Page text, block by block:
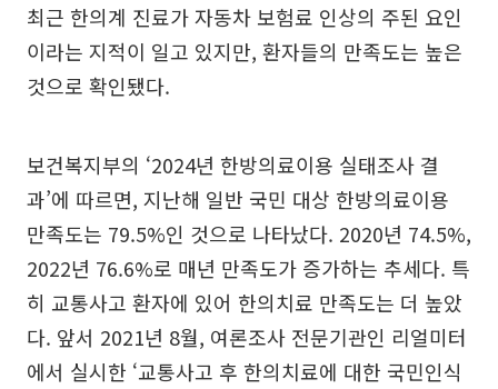
최근 한의계 진료가 자동차 보험료 인상의 주된 요인
이라는 지적이 일고 있지만, 환자들의 만족도는 높은
것으로 확인됐다.
보건복지부의 ‘2024년 한방의료이용 실태조사 결
과’에 따르면, 지난해 일반 국민 대상 한방의료이용
만족도는 79.5%인 것으로 나타났다. 2020년 74.5%,
2022년 76.6%로 매년 만족도가 증가하는 추세다. 특
히 교통사고 환자에 있어 한의치료 만족도는 더 높았
다. 앞서 2021년 8월, 여론조사 전문기관인 리얼미터
에서 실시한 ‘교통사고 후 한의치료에 대한 국민인식